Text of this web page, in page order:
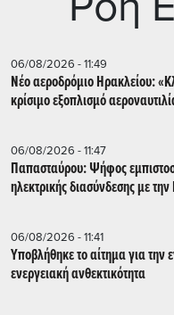
06/08/2026 - 11:49
Νέο αεροδρόμιο Ηρακλείου:
κρίσιμο εξοπλισμό
06/08/2026 - 11:47
Παπασταύρου: Ψήφος
ηλεκτρικής διασύνδεσης με
06/08/2026 - 11:41
Υποβλήθηκε το αίτημα για την
ενεργειακή ανθεκτικότητα